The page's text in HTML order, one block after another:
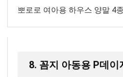
뽀로로 여아용 하우스 양말 4
8. 꼼지 아동용 P데